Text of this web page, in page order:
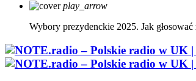
play_arrow
Wybory prezydenckie 2025. Jak głosować